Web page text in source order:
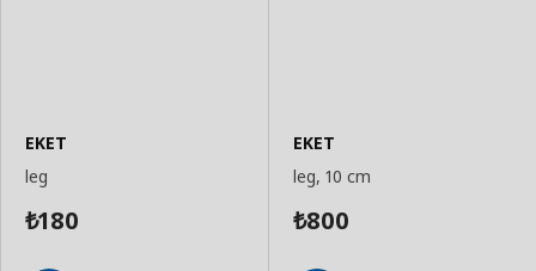
EKET
leg
₺180
EKET
leg, 10 cm
₺800